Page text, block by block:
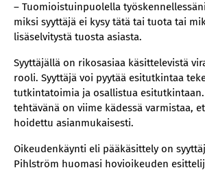
– Tuomioistuinpuolella
miksi syyttäjä ei kysy tätä tai tuota tai
lisäselvitystä tuosta asiasta.
Syyttäjällä on rikosasiaa käsittelevistä
rooli. Syyttäjä voi pyytää esitutkintaa
tutkintatoimia ja osallistua esitutkintaan.
tehtävänä on viime kädessä varmistaa,
hoidettu asianmukaisesti.
Oikeudenkäynti eli pääkäsittely on
Pihlström huomasi hovioikeuden